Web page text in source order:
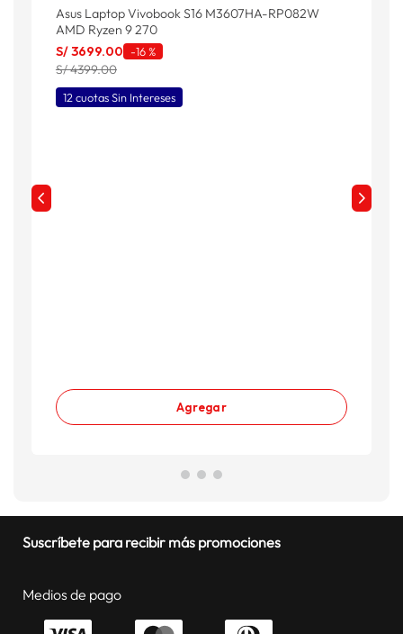
Asus Laptop Vivobook S16 M3607HA-RP082W
AMD Ryzen 9 270
S/3699.00 -16 %
S/ 4399.00
12 cuotas Sin Intereses
Agregar
Suscríbete para recibir más promociones
Medios de pago